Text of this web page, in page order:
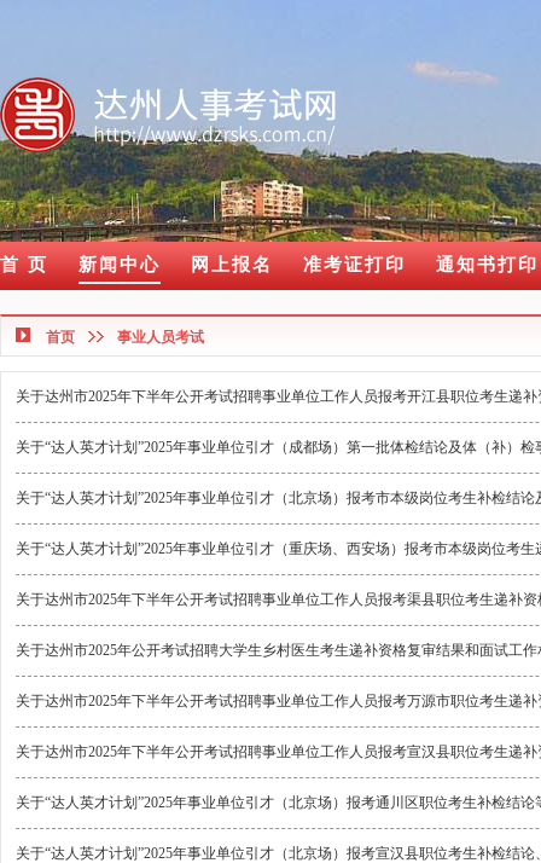
首 页 新闻中心 网上报名 准考证打印 通知书打印
首页 事业人员考试
关于达州市2025年下半年公开考试招聘事业单位工作人员报考开江县职位考生递
关于“达人英才计划”2025年事业单位引才（成都场）第一批体检结论及体（补）检
关于“达人英才计划”2025年事业单位引才（北京场）报考市本级岗位考生补检结
关于“达人英才计划”2025年事业单位引才（重庆场、西安场）报考市本级岗位考
关于达州市2025年下半年公开考试招聘事业单位工作人员报考渠县职位考生递补
关于达州市2025年公开考试招聘大学生乡村医生考生递补资格复审结果和面试工
关于达州市2025年下半年公开考试招聘事业单位工作人员报考万源市职位考生递
关于达州市2025年下半年公开考试招聘事业单位工作人员报考宣汉县职位考生递
关于“达人英才计划”2025年事业单位引才（北京场）报考通川区职位考生补检结
关于“达人英才计划”2025年事业单位引才（北京场）报考宣汉县职位考生补检结